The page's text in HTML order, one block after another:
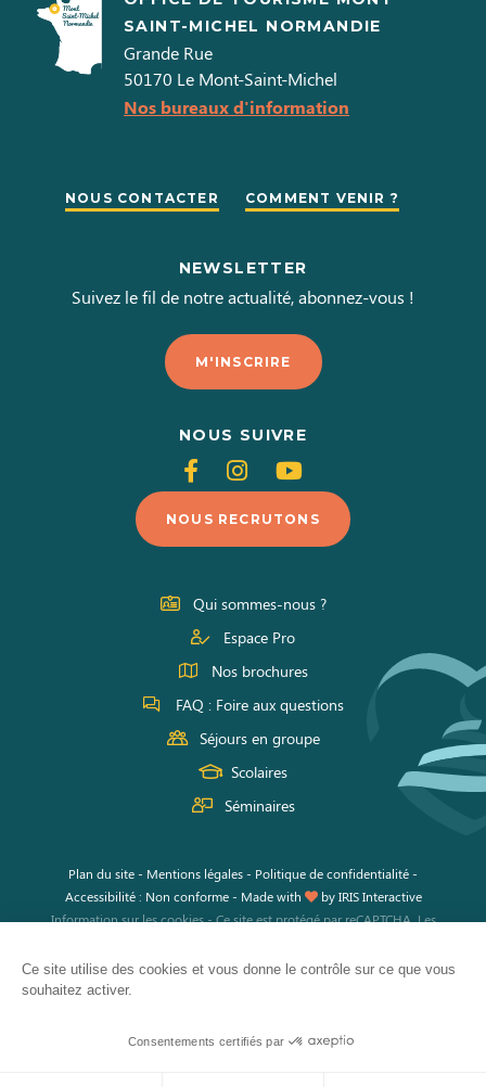
Ce site utilise des cookies et vous donne le contrôle sur ce que vous
souhaitez activer.
Consentements certifiés par
SAINT-MICHEL NORMANDIE
Grande Rue
50170 Le Mont-Saint-Michel
Nos bureaux d'information
NOUS CONTACTER COMMENT VENIR ?
NEWSLETTER
Suivez le fil de notre actualité, abonnez-vous !
M'INSCRIRE
NOUS SUIVRE
Suivez-
nous
sur
Facebook
Suivez-
nous
sur
Instagram
Suivez-
nous
sur
Youtube
NOUS RECRUTONS
Qui sommes-nous ?
Espace Pro
Nos brochures
FAQ : Foire aux questions
Séjours en groupe
Scolaires
Séminaires
Plan du site- Mentions légales- Politique de confidentialité-
Accessibilité : Non conforme - Made with byIRIS Interactive
Information sur les cookies-Ce site est protégé par reCAPTCHA. Les
s'appliquent.